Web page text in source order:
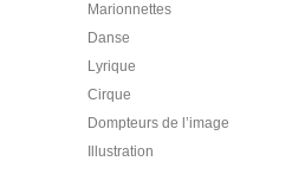
Marionnettes
Danse
Lyrique
Cirque
Dompteurs de l’image
Illustration